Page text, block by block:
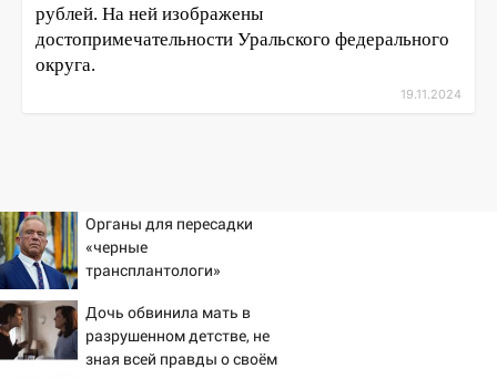
рублей. На ней изображены
достопримечательности Уральского федерального
округа.
19.11.2024
Органы для пересадки
«черные
трансплантологи»
пациентов
Дочь обвинила мать в
разрушенном детстве, не
зная всей правды о своём